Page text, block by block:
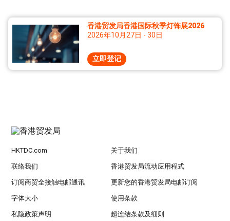
香港贸发局香港国际秋季灯饰展2026
2026年10月27日 - 30日
立即登记
HKTDC.com 关于我们
联络我们 香港贸发局流动应用程式
订阅商贸全接触电邮通讯 更新您的香港贸发局电邮订阅
字体大小 使用条款
私隐政策声明 超连结条款及细则